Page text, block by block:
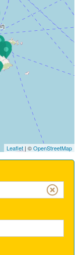
Leaflet | ©OpenStreetMap